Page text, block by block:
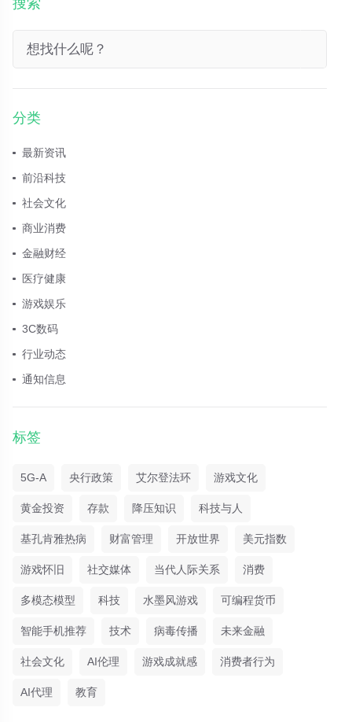
搜索
分类
最新资讯
前沿科技
社会文化
商业消费
金融财经
医疗健康
游戏娱乐
3C数码
行业动态
通知信息
标签
5G-A 央行政策 艾尔登法环 游戏文化
黄金投资 存款 降压知识 科技与人
基孔肯雅热病 财富管理 开放世界 美元指数
游戏怀旧 社交媒体 当代人际关系 消费
多模态模型 科技 水墨风游戏 可编程货币
智能手机推荐 技术 病毒传播 未来金融
社会文化 AI伦理 游戏成就感 消费者行为
AI代理 教育